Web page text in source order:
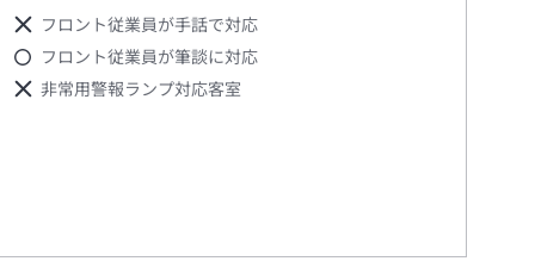
フロント従業員が手話で対応
フロント従業員が筆談に対応
非常用警報ランプ対応客室